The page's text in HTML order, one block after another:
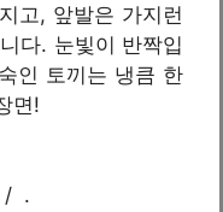
고, 앞발은 가지런
다. 눈빛이 반짝입
인 토끼는 냉큼 한
면!
/ .